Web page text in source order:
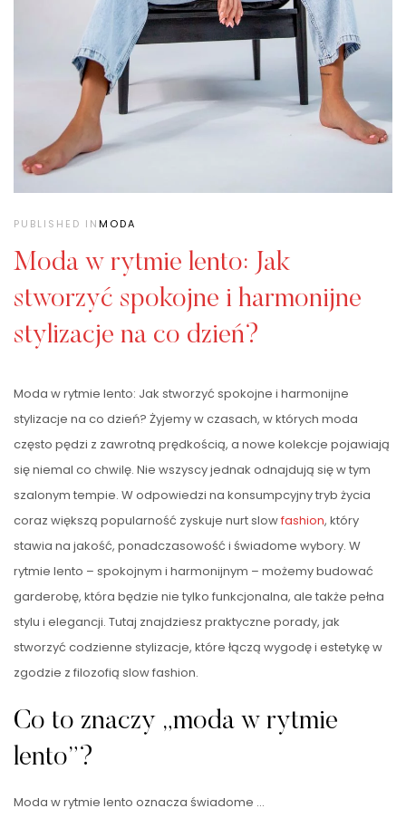
PUBLISHED INMODA
Moda w rytmie lento: Jak
stworzyć spokojne i harmonijne
stylizacje na co dzień?
Moda w rytmie lento: Jak stworzyć spokojne i harmonijne
stylizacje na co dzień? Żyjemy w czasach, w których moda
często pędzi z zawrotną prędkością, a nowe kolekcje pojawiają
się niemal co chwilę. Nie wszyscy jednak odnajdują się w tym
szalonym tempie. W odpowiedzi na konsumpcyjny tryb życia
coraz większą popularność zyskuje nurt slowfashion, który
stawia na jakość, ponadczasowość i świadome wybory. W
rytmie lento – spokojnym i harmonijnym – możemy budować
garderobę, która będzie nie tylko funkcjonalna, ale także pełna
stylu i elegancji. Tutaj znajdziesz praktyczne porady, jak
stworzyć codzienne stylizacje, które łączą wygodę i estetykę w
zgodzie z filozofią slow fashion.
Co to znaczy „moda w rytmie
lento”?
Moda w rytmie lento oznacza świadome …